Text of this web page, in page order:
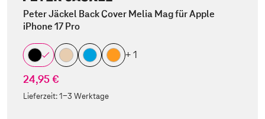
Peter Jäckel Back Cover Melia Mag für Apple
iPhone 17 Pro
+ 1
24,95 €
Lieferzeit:1-3 Werktage